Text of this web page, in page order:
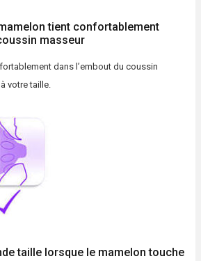
tient confortablement
masseur
dans l’embout du coussin
votre taille.
taille lorsque le mamelon touche